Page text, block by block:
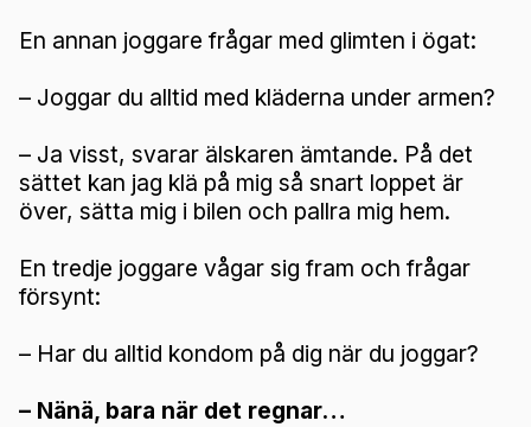
En annan joggare frågar med glimten i ögat:
– Joggar du alltid med kläderna under armen?
– Ja visst, svarar älskaren ämtande. På det
sättet kan jag klä på mig så snart loppet är
över, sätta mig i bilen och pallra mig hem.
En tredje joggare vågar sig fram och frågar
försynt:
– Har du alltid kondom på dig när du joggar?
– Nänä, bara när det regnar…